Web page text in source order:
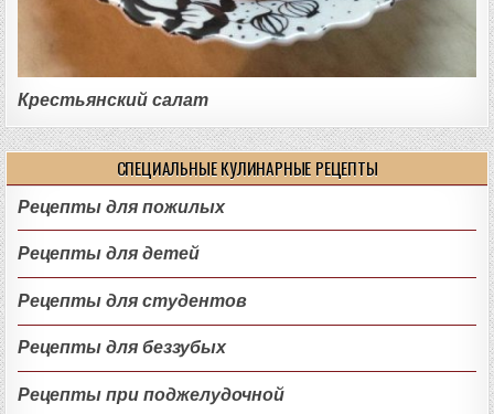
Крестьянский салат
СПЕЦИАЛЬНЫЕ КУЛИНАРНЫЕ РЕЦЕПТЫ
Рецепты для пожилых
Рецепты для детей
Рецепты для студентов
Рецепты для беззубых
Рецепты при поджелудочной